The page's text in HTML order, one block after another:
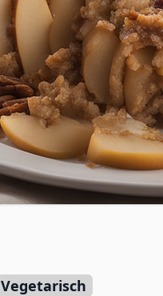
Vegetarisch